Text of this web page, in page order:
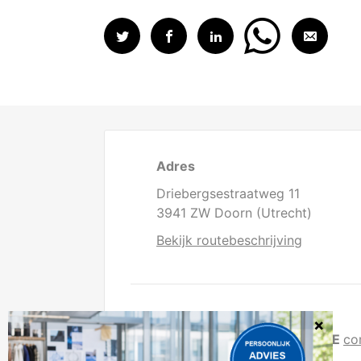
Adres
Driebergsestraatweg 11
3941 ZW Doorn (Utrecht)
Bekijk routebeschrijving
Direct contact
T0343 - 41 64 80 E